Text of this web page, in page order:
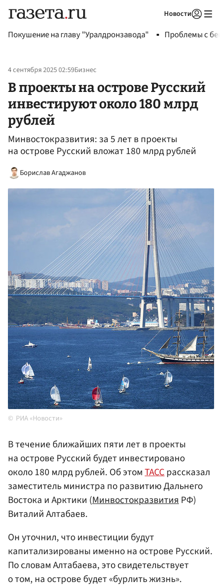
Новости
Покушение на главу "Уралдронзавода" Проблемы с
4 сентября 2025 02:59Бизнес
В проекты на острове Русский
инвестируют около 180 млрд
рублей
Минвостокразвития: за 5 лет в проекты
на острове Русский вложат 180 млрд рублей
Борислав Агаджанов
РИА «Новости»
В течение ближайших пяти лет в проекты
на острове Русский будет инвестировано
около 180 млрд рублей. Об этомТАССрассказал
заместитель министра по развитию Дальнего
Востока и Арктики (МинвостокразвитияРФ)
Виталий Алтабаев.
Он уточнил, что инвестиции будут
капитализированы именно на острове Русский.
По словам Алтабаева, это свидетельствует
о том, на острове будет «бурлить жизнь».